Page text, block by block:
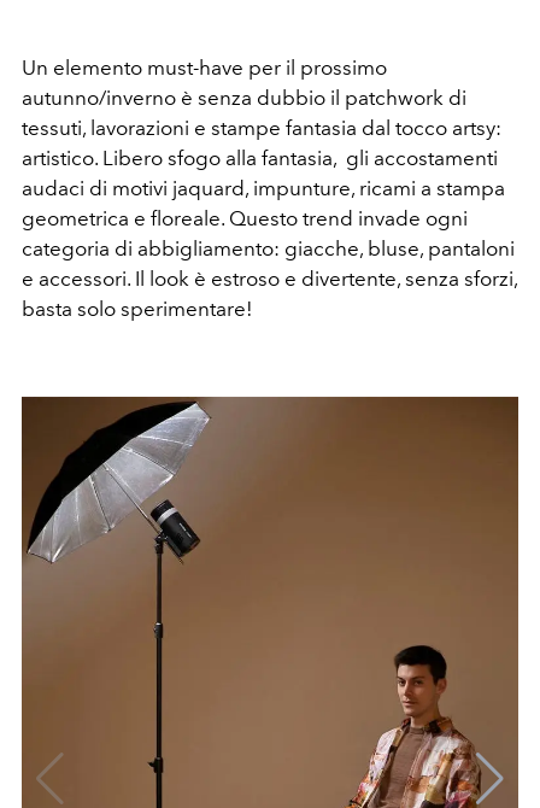
Un elemento must-have per il prossimo
autunno/inverno è senza dubbio il patchwork di
tessuti, lavorazioni e stampe fantasia dal tocco artsy:
artistico. Libero sfogo alla fantasia, gli accostamenti
audaci di motivi jaquard, impunture, ricami a stampa
geometrica e floreale. Questo trend invade ogni
categoria di abbigliamento: giacche, bluse, pantaloni
e accessori. Il look è estroso e divertente, senza sforzi,
basta solo sperimentare!